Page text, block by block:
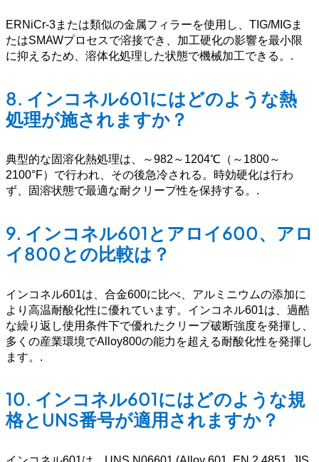
ERNiCr-3または類似の金属フィラーを使用し、TIG/MIGま
たはSMAWプロセスで溶接でき、加工硬化の影響を最小限
に抑えるため、溶体化処理した状態で機械加工できる。 .
8. インコネル601にはどのような熱
処理が施されますか？
典型的な固溶化熱処理は、～982～1204℃（～1800～
2100°F）で行われ、その後急冷される。時効硬化は行わ
ず、固溶状態で最適な耐クリープ性を保持する。 .
9. インコネル601とアロイ600、アロ
イ800との比較は？
インコネル601は、合金600に比べ、アルミニウムの添加に
より高温耐酸化性に優れています。インコネル601は、過酷
な繰り返し使用条件下で優れたクリープ破断強度を発揮し、
多くの産業環境でAlloy800の能力を超える耐酸化性を発揮し
ます。 .
10. インコネル601にはどのような規
格とUNS番号が適用されますか？